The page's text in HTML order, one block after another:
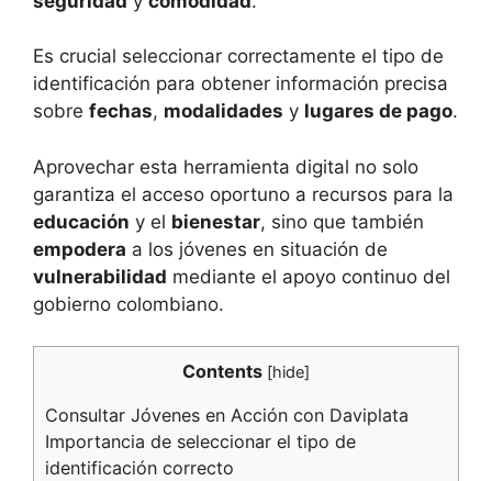
Es crucial seleccionar correctamente el tipo de
identificación para obtener información precisa
sobre fechas, modalidades y lugares de pago.
Aprovechar esta herramienta digital no solo
garantiza el acceso oportuno a recursos para la
educación y el bienestar, sino que también
empodera a los jóvenes en situación de
vulnerabilidad mediante el apoyo continuo del
gobierno colombiano.
Contents [hide]
Consultar Jóvenes en Acción con Daviplata
Importancia de seleccionar el tipo de
identificación correcto